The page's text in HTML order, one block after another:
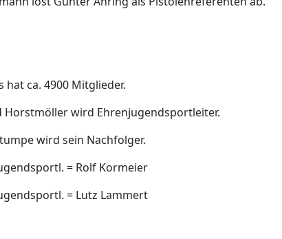
hat ca. 4900 Mitglieder.
Horstmöller wird Ehrenjugendsportleiter.
wird sein Nachfolger.
= Rolf Kormeier
= Lutz Lammert